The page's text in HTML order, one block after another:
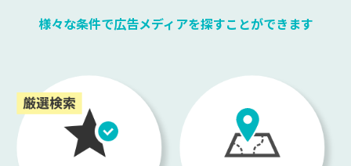
様々な条件で広告メディアを探すことができます